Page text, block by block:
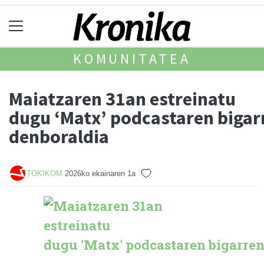
KOMUNITATEA
Maiatzaren 31an estreinatu
dugu ‘Matx’ podcastaren
denboraldia
TOKIKOM 2026ko ekainaren 1a